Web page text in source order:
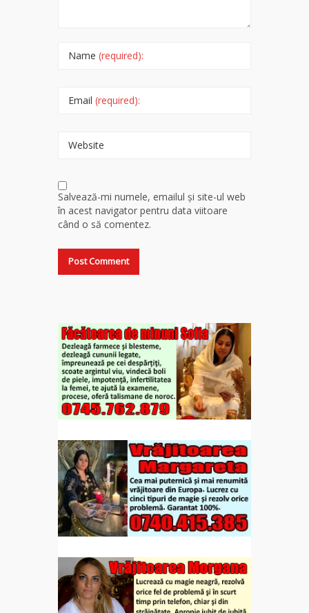
Name (required):
Email (required):
Website
Salvează-mi numele, emailul și site-ul web
în acest navigator pentru data viitoare
când o să comentez.